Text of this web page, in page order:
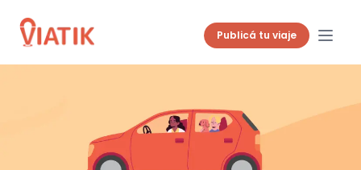
Publicá tu viaje